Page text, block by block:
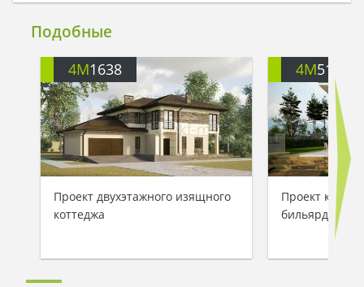
Подобные
4M1638
Проект двухэтажного изящного
коттеджа
4M513
Проект
бильярдной и